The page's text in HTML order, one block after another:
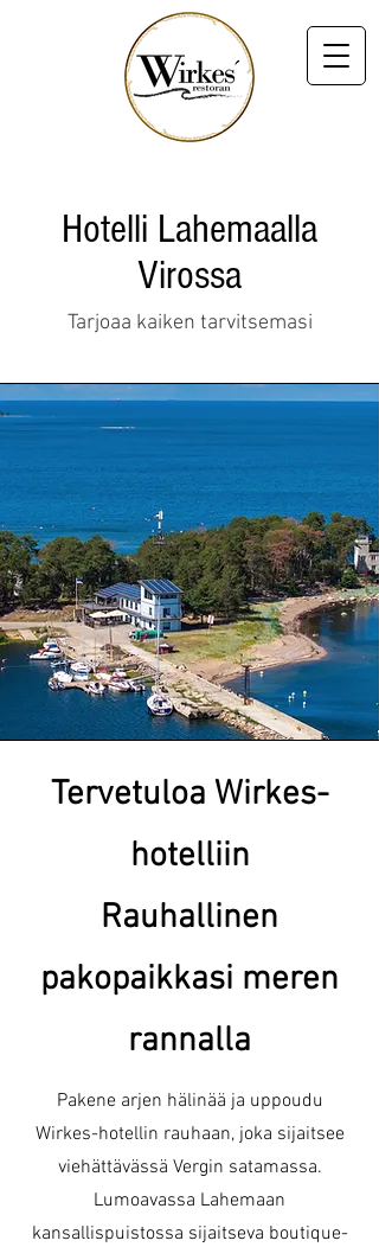
Hotelli Lahemaalla
Virossa
Tarjoaa kaiken tarvitsemasi
Tervetuloa Wirkes-
hotelliin
Rauhallinen
pakopaikkasi meren
rannalla
Pakene arjen hälinää ja uppoudu
Wirkes-hotellin rauhaan, joka sijaitsee
viehättävässä Vergin satamassa.
Lumoavassa Lahemaan
kansallispuistossa sijaitseva boutique-